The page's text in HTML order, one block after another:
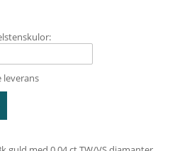
leverans